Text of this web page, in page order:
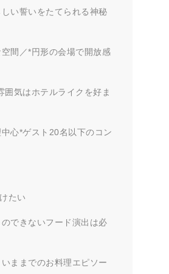
い誓いをたてられる神秘
間／*円形の会場で開放感
囲気はホテルライクを好ま
心*ゲスト20名以下のコン
たい
できないフード演出は必
ままでのお料理エピソー